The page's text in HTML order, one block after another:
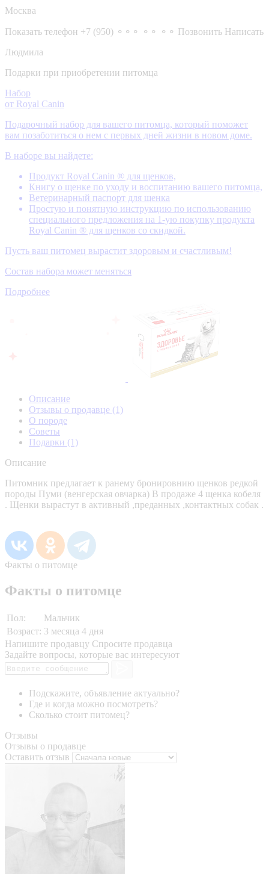
Москва
Показать телефон +7 (950) ⚬⚬⚬ ⚬⚬ ⚬⚬ Позвонить Написать
Людмила
Подарки при приобретении питомца
Набор
от Royal Canin
Подарочный набор для вашего питомца, который поможет
вам позаботиться о нем с первых дней жизни в новом доме.
В наборе вы найдете:
Продукт Royal Canin ® для щенков,
Книгу о щенке по уходу и воспитанию вашего питомца,
Ветеринарный паспорт для щенка
Простую и понятную инструкцию по использованию
специального предложения на 1-ую покупку продукта
Royal Canin ® для щенков со скидкой.
Пусть ваш питомец вырастит здоровым и счастливым!
Состав набора может меняться
Подробнее
Описание
Отзывы о продавце (1)
О породе
Советы
Подарки (1)
Описание
Питомник предлагает к ранему бронировнию щенков редкой
породы Пуми (венгерская овчарка) В продаже 4 щенка кобеля
. Щенки вырастут в активный ,преданных ,контактных собак .
Факты о питомце
Факты о питомце
Пол:
Мальчик
Возраст: 3 месяца 4 дня
Напишите продавцу Спросите продавца
Задайте вопросы, которые вас интересуют
Подскажите, объявление актуально?
Где и когда можно посмотреть?
Сколько стоит питомец?
Отзывы
Отзывы о продавце
Оставить отзыв